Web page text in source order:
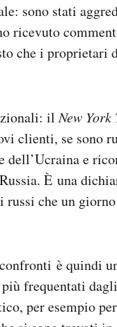
sono stati
ricevuto
che i
ilNew York
clienti, se sono
e
È una
che un
è quindi
frequentati
per esempio